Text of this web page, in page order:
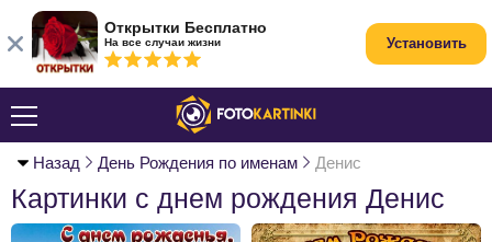
Назад День Рождения по именам Денис
Картинки с днем рождения Денис
Открытки Бесплатно
На все случаи жизни Установить